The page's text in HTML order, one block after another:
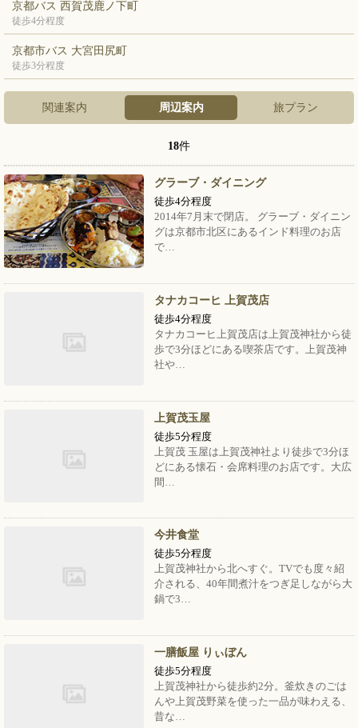
京都バス 西賀茂鹿ノ下町
徒歩4分程度
京都市バス 大宮田尻町
徒歩3分程度
関連案内 周辺案内 旅プラン
18件
グラーブ・ダイニング
徒歩4分程度
2014年7月末で閉店。 グラーブ・ダイニン
グは京都市北区にあるインド料理のお店
で…
タナカコーヒ 上賀茂店
徒歩4分程度
タナカコーヒ上賀茂店は上賀茂神社から徒
歩で3分ほどにある喫茶店です。上賀茂神
社や…
上賀茂玉屋
徒歩5分程度
上賀茂 玉屋は上賀茂神社より徒歩で3分ほ
どにある懐石・会席料理のお店です。大広
間…
今井食堂
徒歩5分程度
上賀茂神社から北へすぐ。TVでも度々紹
介される、40年間煮汁をつぎ足しながら大
鍋で3…
一膳飯屋 りぃぼん
徒歩5分程度
上賀茂神社から徒歩約2分。釜炊きのごは
んや上賀茂野菜を使った一品が味わえる、
昔な…